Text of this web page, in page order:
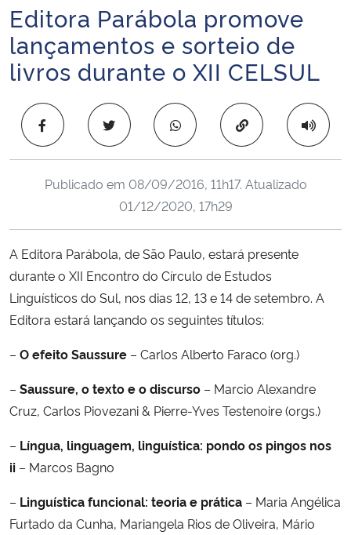
Ministério da Infraestrutura
Ministério da Agricultura, Pecuária e Abastecimento
Ministério da Cidadania
Ministério da Ciência, Tecnologia, Inovações e Comunicações
Ministério do Meio Ambiente
Ministério do Desenvolvimento Regional
Ministério da Mulher, da Família e dos Direitos Humanos
Secretaria-Geral
Início do conteúdo
Editora Parábola promove
lançamentos e sorteio de
livros durante o XII CELSUL
Copiar para área
Publicado em 08/09/2016, 11h17. Atualizado
01/12/2020, 17h29
A Editora Parábola, de São Paulo, estará presente
durante o XII Encontro do Círculo de Estudos
Linguísticos do Sul, nos dias 12, 13 e 14 de setembro. A
Editora estará lançando os seguintes títulos:
– O efeito Saussure – Carlos Alberto Faraco (org.)
– Saussure, o texto e o discurso – Marcio Alexandre
Cruz, Carlos Piovezani & Pierre-Yves Testenoire (orgs.)
– Língua, linguagem, linguística: pondo os pingos nos
ii – Marcos Bagno
– Linguística funcional: teoria e prática – Maria Angélica
Furtado da Cunha, Mariangela Rios de Oliveira, Mário